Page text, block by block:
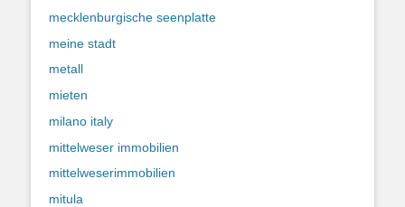
mecklenburgische seenplatte
meine stadt
metall
mieten
milano italy
mittelweser immobilien
mittelweserimmobilien
mitula